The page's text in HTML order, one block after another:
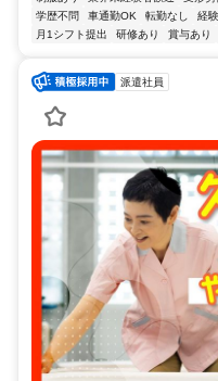
学歴不問
車通勤OK 転勤なし 経
月1シフト提出
研修あり 賞与あり
派遣社員